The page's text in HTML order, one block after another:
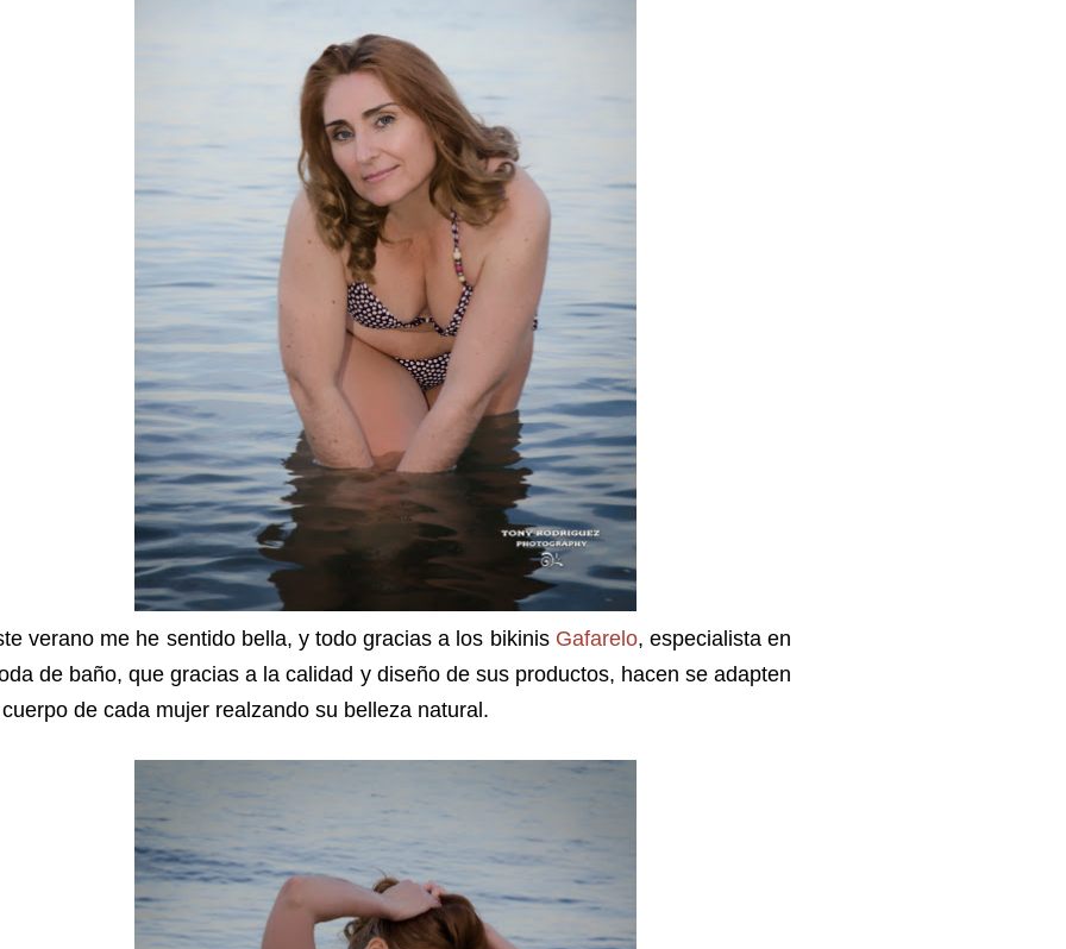
verano me he sentido bella, y todo gracias a los bikinis Gafarelo, especialista en
de baño, que gracias a la calidad y diseño de sus productos, hacen se adapten
de cada mujer realzando su belleza natural.